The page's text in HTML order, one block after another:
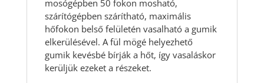
mosógépben 50 fokon mosható,
szárítógépben szárítható, maximális
hőfokon belső felületén vasalható a gumik
elkerülésével. A fül mögé helyezhető
gumik kevésbé bírják a hőt, így vasaláskor
kerüljük ezeket a részeket.